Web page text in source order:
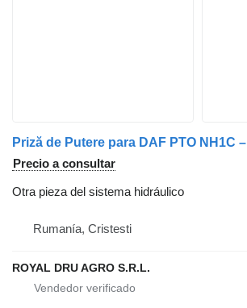
Precio a consultar
Otra pieza del sistema hidráulico
Rumanía, Cristesti
ROYAL DRU AGRO S.R.L.